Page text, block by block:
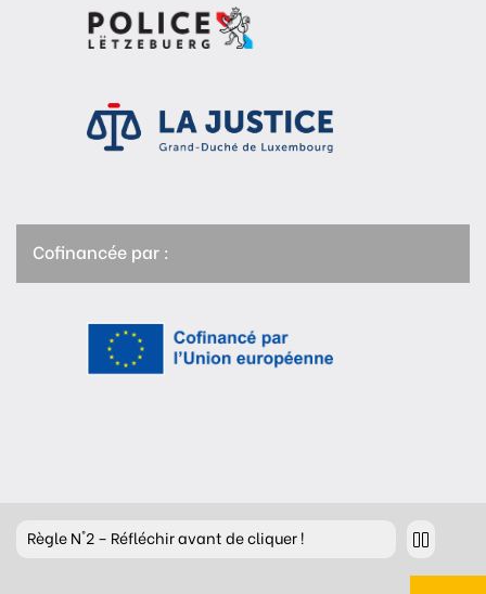
Cofinancée par :
RègleN°2 – Réfléchir avant de cliquer !